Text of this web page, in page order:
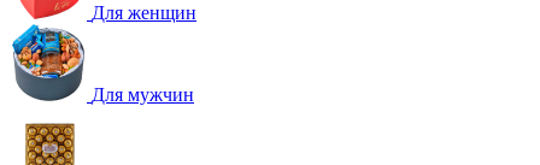
Для женщин
Для мужчин